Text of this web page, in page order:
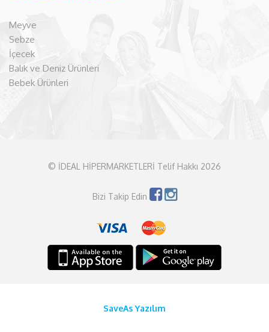
Meyve
Sebze
İçecek
Balık ve Deniz Ürünleri
Bebek Ürünleri
© İDEAL HİPERMARKETLERİ Telif Hakkı 2026
Bizi Takip Edin
SaveAs Yazılım